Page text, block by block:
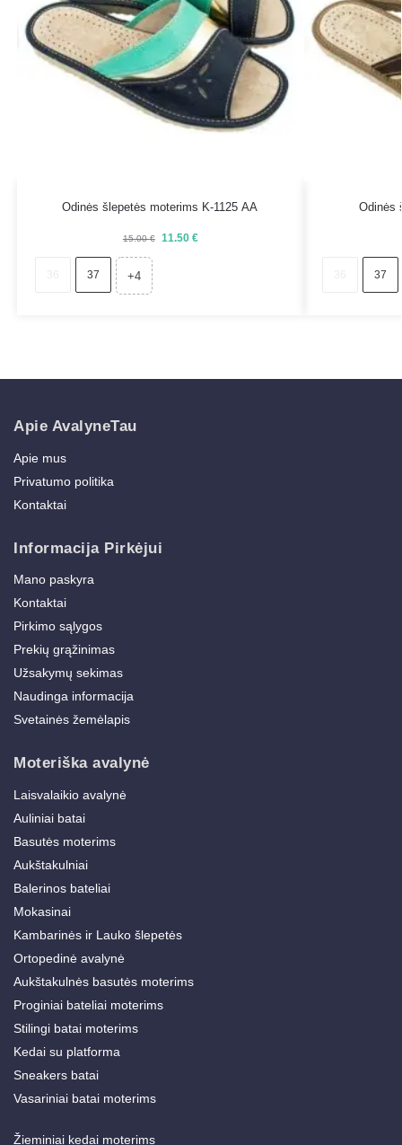
Odinės šlepetės moterims K-1125 AA
15.00€ 11.50 €
37 +4
Odinės
37
Apie AvalyneTau
Apie mus
Privatumo politika
Kontaktai
Informacija Pirkėjui
Mano paskyra
Kontaktai
Pirkimo sąlygos
Prekių grąžinimas
Užsakymų sekimas
Naudinga informacija
Svetainės žemėlapis
Moteriška avalynė
Laisvalaikio avalynė
Auliniai batai
Basutės moterims
Aukštakulniai
Balerinos bateliai
Mokasinai
Kambarinės ir Lauko šlepetės
Ortopedinė avalynė
Aukštakulnės basutės moterims
Proginiai bateliai moterims
Stilingi batai moterims
Kedai su platforma
Sneakers batai
Vasariniai batai moterims
Žieminiai kedai moterims